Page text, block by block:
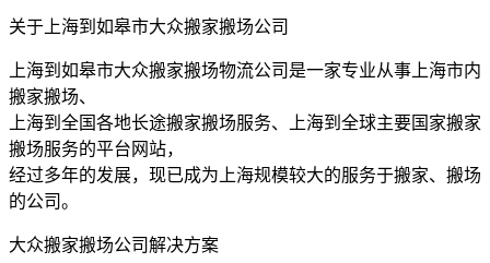
关于上海到如皋市大众搬家搬场公司
上海到如皋市大众搬家搬场物流公司是一家专业从事上海市内
搬家搬场、
上海到全国各地长途搬家搬场服务、上海到全球主要国家搬家
搬场服务的平台网站，
经过多年的发展，现已成为上海规模较大的服务于搬家、搬场
的公司。
大众搬家搬场公司解决方案